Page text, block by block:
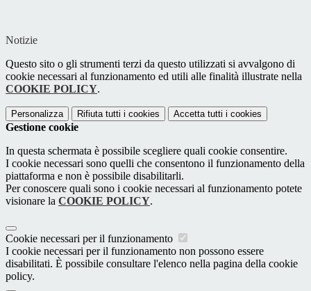
Notizie
Questo sito o gli strumenti terzi da questo utilizzati si avvalgono di
cookie necessari al funzionamento ed utili alle finalità illustrate nella
COOKIE POLICY.
Personalizza Rifiuta tutti i cookies Accetta tutti i cookies
Gestione cookie
In questa schermata è possibile scegliere quali cookie consentire.
I cookie necessari sono quelli che consentono il funzionamento della
piattaforma e non è possibile disabilitarli.
Per conoscere quali sono i cookie necessari al funzionamento potete
visionare la COOKIE POLICY.
Cookie necessari per il funzionamento
I cookie necessari per il funzionamento non possono essere
disabilitati. È possibile consultare l'elenco nella pagina della cookie
policy.